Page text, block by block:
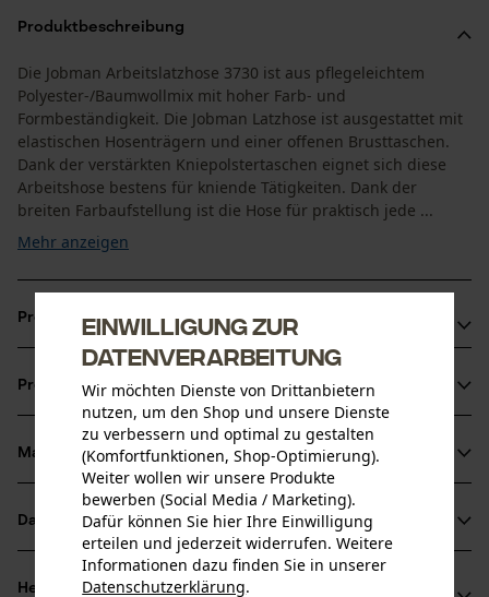
Produktbeschreibung
Die Jobman Arbeitslatzhose 3730 ist aus pflegeleichtem
Polyester-/Baumwollmix mit hoher Farb- und
Formbeständigkeit. Die Jobman Latzhose ist ausgestattet mit
elastischen Hosenträgern und einer offenen Brusttaschen.
Dank der verstärkten Kniepolstertaschen eignet sich diese
Arbeitshose bestens für kniende Tätigkeiten. Dank der
breiten Farbaufstellung ist die Hose für praktisch jede ...
Mehr anzeigen
Produktvorteile
Jobman Arbeitslatzhose mit verstärkten
Kniepolstertaschen
Sie ist wie eine Handwerkerhose ausgestattet inklusive
Zollstocktasche mit Messerfach
Beintasche mit Extrafach und Klappe mit Klettverschluss
Produktinformationen
Produktdetails
Aktivitätstyp
Arbeiten, Angeln, Campen
Material & Pflege
Material
Materialart
Datenblätter
Produktsicherheitsdatenblatt (PDF)
Herstellerinformationen
Einwilligung zur
Datenverarbeitung
Wir möchten Dienste von Drittanbietern
nutzen, um den Shop und unsere Dienste
zu verbessern und optimal zu gestalten
(Komfortfunktionen, Shop-Optimierung).
Weiter wollen wir unsere Produkte
bewerben (Social Media / Marketing).
Dafür können Sie hier Ihre Einwilligung
erteilen und jederzeit widerrufen. Weitere
Informationen dazu finden Sie in unserer
Datenschutzerklärung.